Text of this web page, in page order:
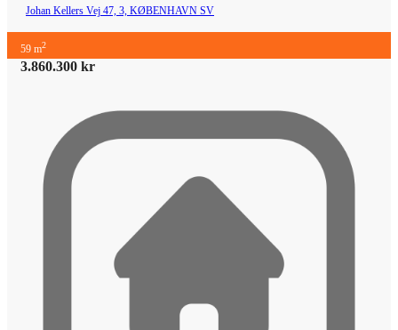
Johan Kellers Vej 47, 3, KØBENHAVN SV
59 m2
3.860.300 kr